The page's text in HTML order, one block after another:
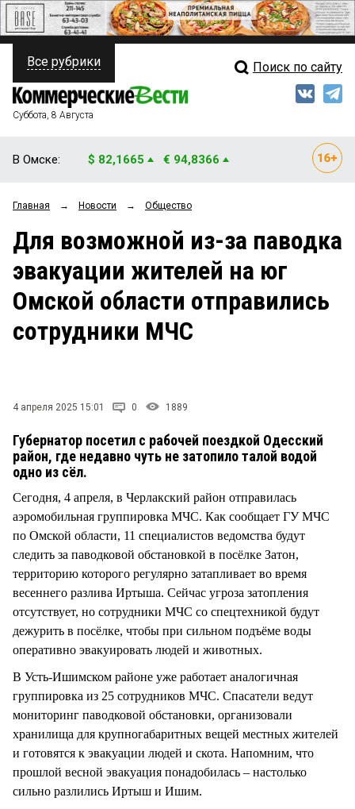
ПОЛИТИКА
ФИНАНСЫ
ОБЩЕСТВО
ЗАКОН
НОВОСТИ КОМПАНИЙ
Свежий выпуск
Рейтинги
Блоги
Архив
Все рубрики Поиск по сайту
Суббота, 8 Августа
В Омске: $ 82,1665 € 94,8366
Главная → Новости → Общество
Для возможной из-за паводка
эвакуации жителей на юг
Омской области отправились
сотрудники МЧС
4 апреля 2025 15:01 0 1889
Губернатор посетил с рабочей поездкой Одесский
район, где недавно чуть не затопило талой водой
одно из сёл.
Сегодня, 4 апреля, в Черлакский район отправилась
аэромобильная группировка МЧС. Как сообщает ГУ МЧС
по Омской области, 11 специалистов ведомства будут
следить за паводковой обстановкой в посёлке Затон,
территорию которого регулярно затапливает во время
весеннего разлива Иртыша. Сейчас угроза затопления
отсутствует, но сотрудники МЧС со спецтехникой будут
дежурить в посёлке, чтобы при сильном подъёме воды
оперативно эвакуировать людей и животных.
В Усть-Ишимском районе уже работает аналогичная
группировка из 25 сотрудников МЧС. Спасатели ведут
мониторинг паводковой обстановки, организовали
хранилища для крупногабаритных вещей местных жителей
и готовятся к эвакуации людей и скота. Напомним, что
прошлой весной эвакуация понадобилась – настолько
сильно разлились Иртыш и Ишим.